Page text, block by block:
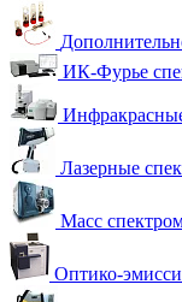
ИК-Фурье
Лазерные
Масс
Оптико-